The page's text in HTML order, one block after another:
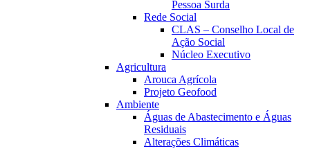
Pessoa Surda
Rede Social
CLAS – Conselho Local de
Ação Social
Núcleo Executivo
Agricultura
Arouca Agrícola
Projeto Geofood
Ambiente
Águas de Abastecimento e Águas
Residuais
Alterações Climáticas